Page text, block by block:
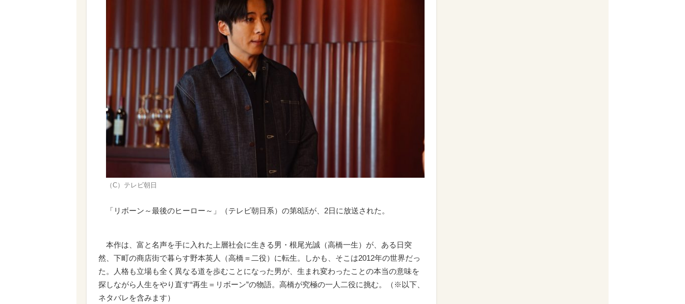
（C）テレビ朝日
「リボーン～最後のヒーロー～」（テレビ朝日系）の第8話が、2日に放送された。
本作は、富と名声を手に入れた上層社会に生きる男・根尾光誠（高橋一生）が、ある日突
然、下町の商店街で暮らす野本英人（高橋＝二役）に転生。しかも、そこは2012年の世界だっ
た。人格も立場も全く異なる道を歩むことになった男が、生まれ変わったことの本当の意味を
探しながら人生をやり直す“再生＝リボーン”の物語。高橋が究極の一人二役に挑む。（※以下、
ネタバレを含みます）